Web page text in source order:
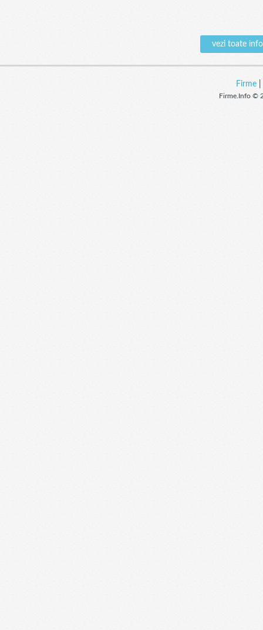
vezi toate
Firme|
Firme.Info ©